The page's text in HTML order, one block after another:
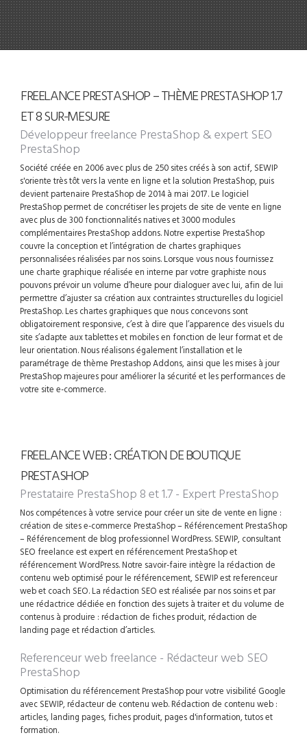
FREELANCE PRESTASHOP – THÈME PRESTASHOP 1.7
ET 8 SUR-MESURE
Développeur freelance PrestaShop & expert SEO
PrestaShop
Société créée en 2006 avec plus de 250 sites créés à son actif, SEWIP
s'oriente très tôt vers la vente en ligne et la solution PrestaShop, puis
devient partenaire PrestaShop de 2014 à mai 2017. Le logiciel
PrestaShop permet de concrétiser les projets de site de vente en ligne
avec plus de 300 fonctionnalités natives et 3000 modules
complémentaires PrestaShop addons. Notre expertise PrestaShop
couvre la conception et l’intégration de chartes graphiques
personnalisées réalisées par nos soins. Lorsque vous nous fournissez
une charte graphique réalisée en interne par votre graphiste nous
pouvons prévoir un volume d’heure pour dialoguer avec lui, afin de lui
permettre d’ajuster sa création aux contraintes structurelles du logiciel
PrestaShop. Les chartes graphiques que nous concevons sont
obligatoirement responsive, c’est à dire que l’apparence des visuels du
site s’adapte aux tablettes et mobiles en fonction de leur format et de
leur orientation. Nous réalisons également l’installation et le
paramétrage de thème Prestashop Addons, ainsi que les mises à jour
PrestaShop majeures pour améliorer la sécurité et les performances de
votre site e-commerce.
FREELANCE WEB : CRÉATION DE BOUTIQUE
PRESTASHOP
Prestataire PrestaShop 8 et 1.7 - Expert PrestaShop
Nos compétences à votre service pour créer un site de vente en ligne :
création de sites e-commerce PrestaShop – Référencement PrestaShop
– Référencement de blog professionnel WordPress. SEWIP, consultant
SEO freelance est expert en référencement PrestaShop et
référencement WordPress. Notre savoir-faire intègre la rédaction de
contenu web optimisé pour le référencement, SEWIP est referenceur
web et coach SEO. La rédaction SEO est réalisée par nos soins et par
une rédactrice dédiée en fonction des sujets à traiter et du volume de
contenus à produire : rédaction de fiches produit, rédaction de
landing page et rédaction d’articles.
Referenceur web freelance - Rédacteur web SEO
PrestaShop
Optimisation du référencement PrestaShop pour votre visibilité Google
avec SEWIP, rédacteur de contenu web. Rédaction de contenu web :
articles, landing pages, fiches produit, pages d'information, tutos et
formation.